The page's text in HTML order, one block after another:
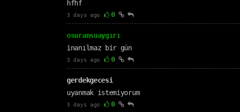
hfhf
3 days ago 0
osuransuaygırı
inanılmaz bir gün
3 days ago 0
gerdekgecesi
uyanmak istemiyorum
3 days ago 0